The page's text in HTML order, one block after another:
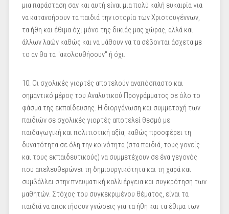
μια παράσταση σαν και αυτή είναι μια πολύ καλή ευκαιρία για
να κατανοήσουν τα παιδιά την ιστορία των Χριστουγέννων,
τα ήθη και έθιμα όχι μόνο της δικιάς μας χώρας, αλλά και
άλλων λαών καθώς και να μάθουν να τα σέβονται άσχετα με
το αν θα τα "ακολουθήσουν" ή όχι.
10. Οι σχολικές γιορτές αποτελούν αναπόσπαστο και
σημαντικό μέρος του Αναλυτικού Προγράμματος σε όλο το
φάσμα της εκπαίδευσης. Η διοργάνωση και συμμετοχή των
παιδιών σε σχολικές γιορτές αποτελεί θεσμό με
παιδαγωγική και πολιτιστική αξία, καθώς προσφέρει τη
δυνατότητα σε όλη την κοινότητα (στα παιδιά, τους γονείς
και τους εκπαιδευτικούς) να συμμετέχουν σε ένα γεγονός
που απελευθερώνει τη δημιουργικότητα και τη χαρά και
συμβάλλει στην πνευματική καλλιέργεια και συγκρότηση των
μαθητών. Στόχος του συγκεκριμένου θέματος, είναι τα
παιδιά να αποκτήσουν γνώσεις για τα ήθη και τα έθιμα των